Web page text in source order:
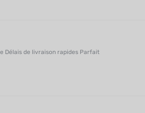
Délais de livraison rapides Parfait